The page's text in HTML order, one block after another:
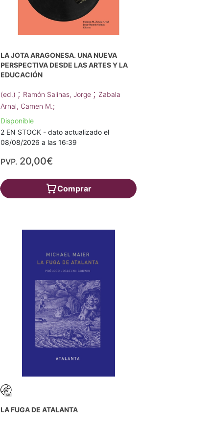
LA JOTA ARAGONESA. UNA NUEVA
PERSPECTIVA DESDE LAS ARTES Y LA
EDUCACIÓN
(ed.) ; Ramón Salinas, Jorge ; Zabala
Arnal, Camen M.;
Disponible
2 EN STOCK - dato actualizado el
08/08/2026 a las 16:39
PVP. 20,00€
Comprar
LA FUGA DE ATALANTA